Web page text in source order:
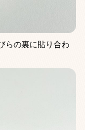
らの裏に貼り合わ